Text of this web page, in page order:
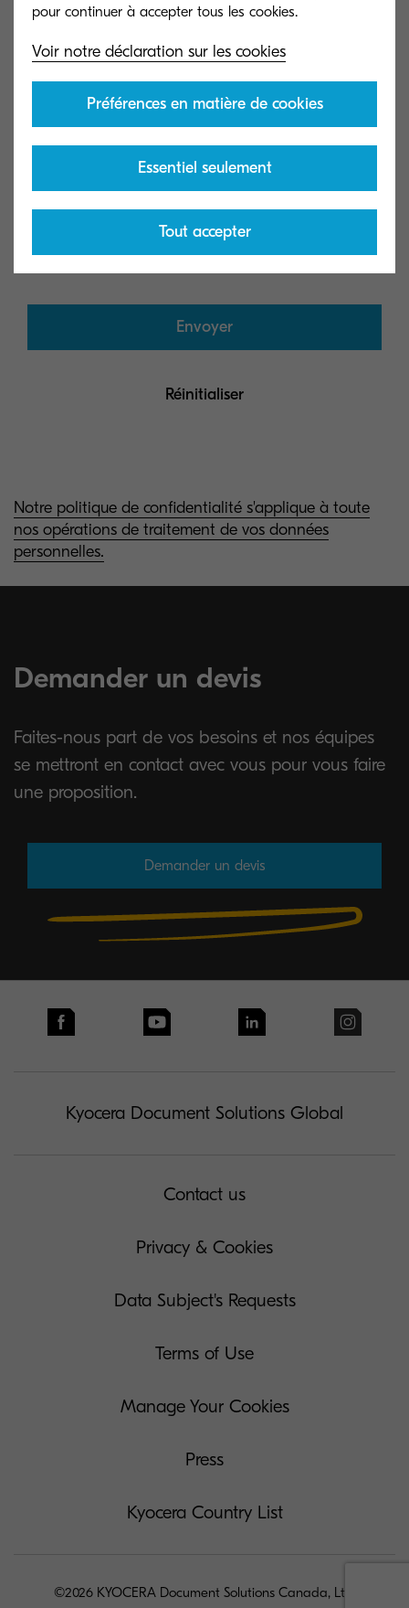
United States
Brazil
Mexico
Code Postal:
Veuillez nous en dire plus sur votre
Envoyer
Réinitialiser
Notre politique de confidentialité s'applique à toute
nos opérations de traitement de vos données
personnelles.
Demander un devis
Faites-nous part de vos besoins et nos équipes
se mettront en contact avec vous pour vous faire
une proposition.
Demander un devis
Kyocera Document Solutions Global
Contact us
Privacy & Cookies
Data Subject's Requests
Terms of Use
Manage Your Cookies
Press
Kyocera Country List
©2026 KYOCERA Document Solutions Canada, Ltd.
Voir notre déclaration sur les cookies
Préférences en matière de cookies
Essentiel seulement
Tout accepter